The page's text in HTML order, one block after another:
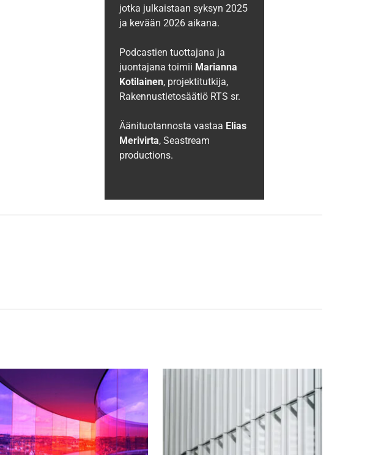
jotka julkaistaan syksyn 2025
ja kevään 2026 aikana.
Podcastien tuottajana ja
juontajana toimii Marianna
Kotilainen, projektitutkija,
Rakennustietosäätiö RTS sr.
Äänituotannosta vastaa Elias
Merivirta, Seastream
productions.